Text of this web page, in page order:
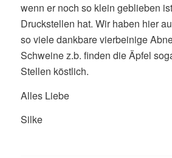
wenn er noch so klein geblieben
Druckstellen hat. Wir haben hier
so viele dankbare vierbeinige
Schweine z.b. finden die Äpfel
Stellen köstlich.
Alles Liebe
Silke